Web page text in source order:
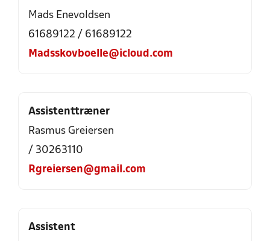
Mads Enevoldsen
61689122 / 61689122
Madsskovboelle@icloud.com
Assistenttræner
Rasmus Greiersen
/ 30263110
Rgreiersen@gmail.com
Assistent